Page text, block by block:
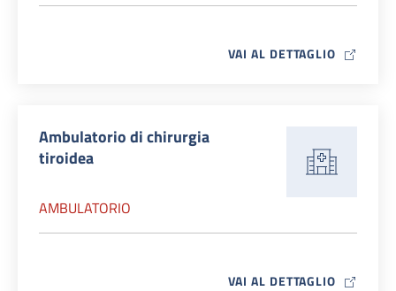
VAI AL DETTAGLIO MAP ICON
Ambulatorio di chirurgia
tiroidea
AMBULATORIO
VAI AL DETTAGLIO MAP ICON